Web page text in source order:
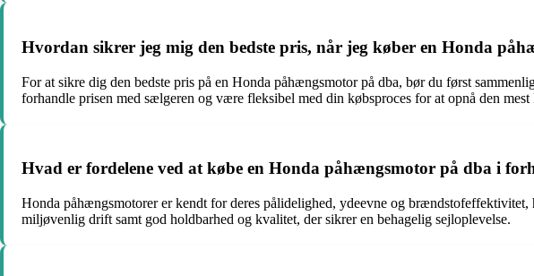
Hvordan sikrer jeg mig den bedste pris, når jeg køber en Honda
For at sikre dig den bedste pris på en Honda påhængsmotor på dba, bør du først
forhandle prisen med sælgeren og være fleksibel med din købsproces for at opnå den
Hvad er fordelene ved at købe en Honda påhængsmotor på dba i
Honda påhængsmotorer er kendt for deres pålidelighed, ydeevne og
miljøvenlig drift samt god holdbarhed og kvalitet, der sikrer en behagelig sejloplevelse.